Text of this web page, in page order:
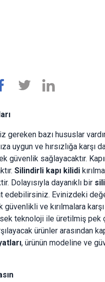
bazı hususlar
uygun ve hırsızlığa karşı
sağlayacaktır.
Silindirli kapı kilidi
Dolayısıyla dayanıklı bir
Evinizdeki
ve kırılmalara karşı
teknoloji ile üretilmiş
ürünler arasından
, ürünün modeline ve